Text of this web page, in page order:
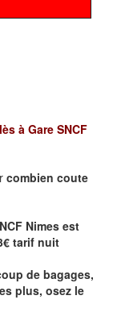
à Gare SNCF
combien coute
Nimes est
tarif nuit
de bagages,
plus, osez le